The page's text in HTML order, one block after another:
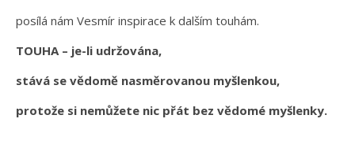
posílá nám Vesmír inspirace k dalším touhám.
TOUHA – je-li udržována,
stává se vědomě nasměrovanou myšlenkou,
protože si nemůžete nic přát bez vědomé myšlenky.